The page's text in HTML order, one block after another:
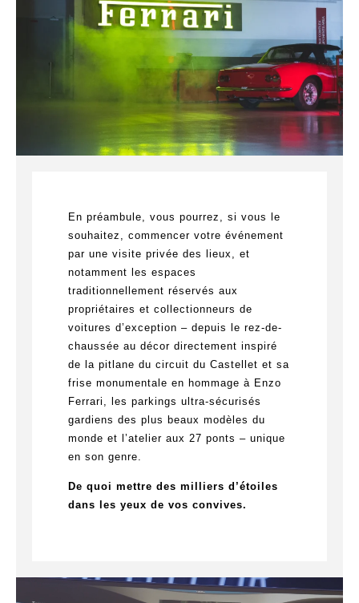
En préambule, vous pourrez, si vous le
souhaitez, commencer votre événement
par une visite privée des lieux, et
notamment les espaces
traditionnellement réservés aux
propriétaires et collectionneurs de
voitures d’exception – depuis le rez-de-
chaussée au décor directement inspiré
de la pitlane du circuit du Castellet et sa
frise monumentale en hommage à Enzo
Ferrari, les parkings ultra-sécurisés
gardiens des plus beaux modèles du
monde et l’atelier aux 27 ponts – unique
en son genre.
De quoi mettre des milliers d’étoiles
dans les yeux de vos convives.